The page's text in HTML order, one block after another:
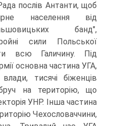
послів Антанти, щоб
населення від
банд",
сили Польської
всю Галичину. Під
основна частина УГА,
тисячі біженців
на територію, що
УНР. Інша частина
Чехословаччини,